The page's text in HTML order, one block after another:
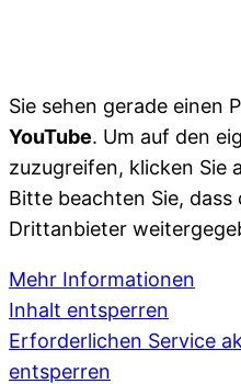
Sie sehen gerade einen
YouTube. Um auf den
zuzugreifen, klicken Sie
Bitte beachten Sie, dass
Drittanbieter
Mehr Informationen
Inhalt entsperren
Erforderlichen Service
entsperren